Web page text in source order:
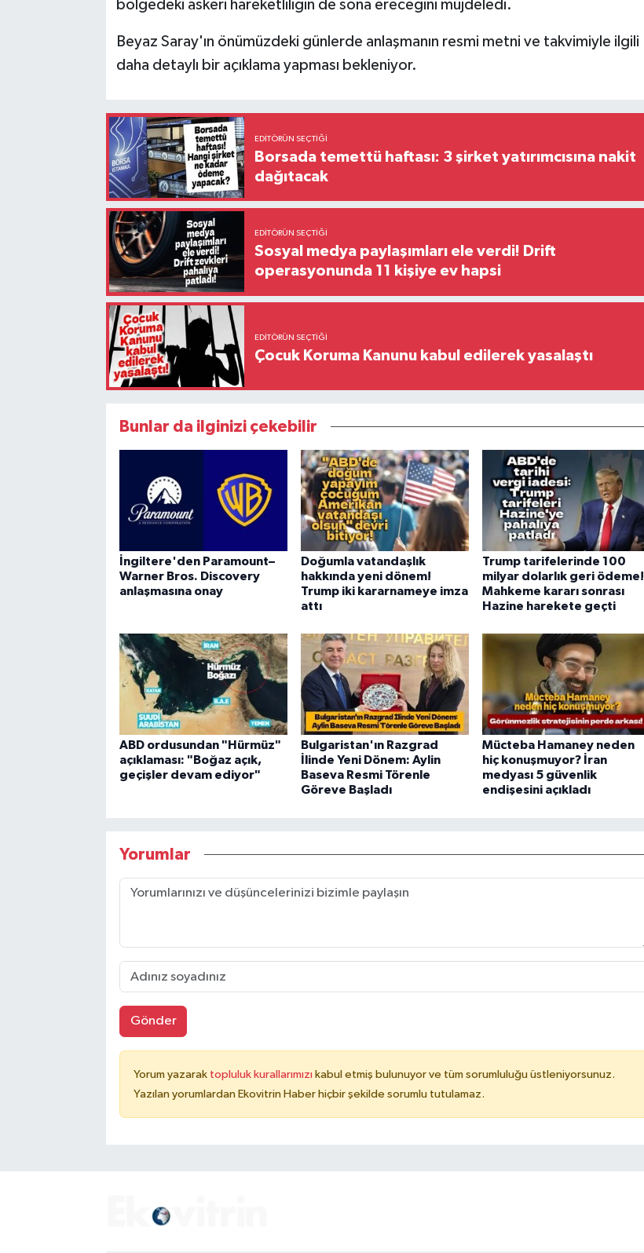
bölgedeki askeri hareketliliğin de sona ereceğini müjdeledi.
Beyaz Saray'ın önümüzdeki günlerde anlaşmanın resmi metni ve takvimiyle ilgili
daha detaylı bir açıklama yapması bekleniyor.
EDITÖRÜN SEÇTIĞI
Borsada temettü haftası: 3 şirket yatırımcısına nakit
dağıtacak
EDITÖRÜN SEÇTIĞI
Sosyal medya paylaşımları ele verdi! Drift
operasyonunda 11 kişiye ev hapsi
EDITÖRÜN SEÇTIĞI
Çocuk Koruma Kanunu kabul edilerek yasalaştı
Bunlar da ilginizi çekebilir
İngiltere'den Paramount–
Warner Bros. Discovery
anlaşmasına onay
Doğumla vatandaşlık
hakkında yeni dönem!
Trump iki kararnameye imza
attı
Trump tarifelerinde 100
milyar dolarlık geri ödeme!
Mahkeme kararı sonrası
Hazine harekete geçti
ABD ordusundan "Hürmüz"
açıklaması: "Boğaz açık,
geçişler devam ediyor"
Bulgaristan'ın Razgrad
İlinde Yeni Dönem: Aylin
Baseva Resmi Törenle
Göreve Başladı
Mücteba Hamaney neden
hiç konuşmuyor? İran
medyası 5 güvenlik
endişesini açıkladı
Yorumlar
Gönder
Yorum yazarak topluluk kurallarımızı kabul etmiş bulunuyor ve tüm sorumluluğu üstleniyorsunuz.
Yazılan yorumlardan Ekovitrin Haber hiçbir şekilde sorumlu tutulamaz.